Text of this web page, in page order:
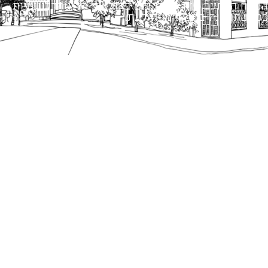
הנוסח המחייב הוא זה הקבוע בהוראות הדין הרלוונטיות
כפי שתהיינה בתוקף מעת לעת.